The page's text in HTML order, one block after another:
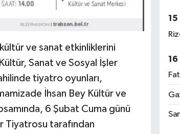
ve sanat etkinliklerini
Sanat ve Sosyal İşler
tiyatro oyunları,
İhsan Bey Kültür ve
6 Şubat Cuma günü
Tiyatrosu tarafından
15
16